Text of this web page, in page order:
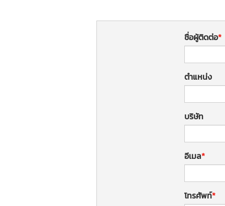
ชื่อผู้ติดต่อ
ตำแหน่ง
บริษัท
อีเมล
โทรศัพท์